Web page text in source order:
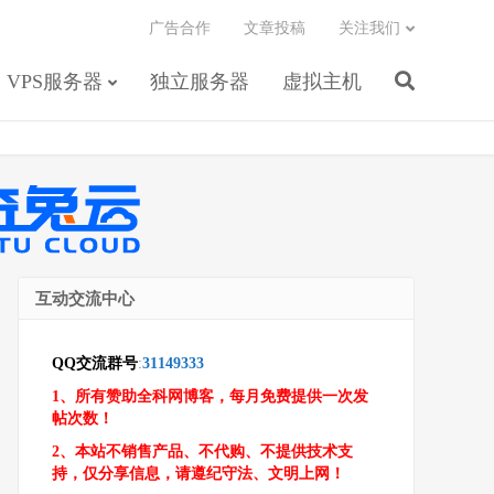
VPS服务器 独立服务器 虚拟主机
广告合作 文章投稿 关注我们
互动交流中心
QQ交流群号:31149333
1、所有赞助全科网博客，每月免费提供一次发
帖次数！
2、本站不销售产品、不代购、不提供技术支
持，仅分享信息，请遵纪守法、文明上网！